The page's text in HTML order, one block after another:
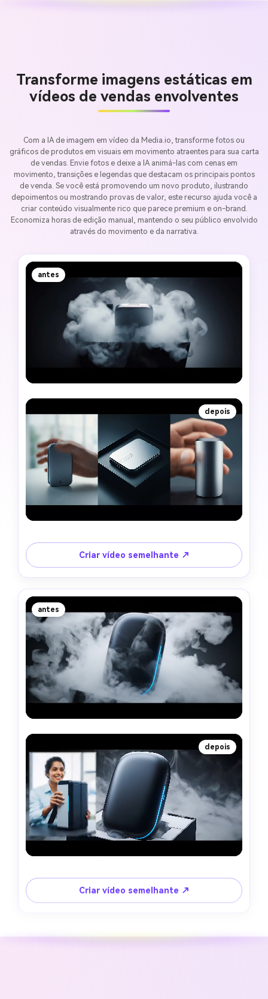
Transforme imagens estáticas em
vídeos de vendas envolventes
Com a IA de imagem em vídeo da Media.io, transforme fotos ou
gráficos de produtos em visuais em movimento atraentes para sua carta
de vendas. Envie fotos e deixe a IA animá-las com cenas em
movimento, transições e legendas que destacam os principais pontos
de venda. Se você está promovendo um novo produto, ilustrando
depoimentos ou mostrando provas de valor, este recurso ajuda você a
criar conteúdo visualmente rico que parece premium e on-brand.
Economiza horas de edição manual, mantendo o seu público envolvido
através do movimento e da narrativa.
antes
depois
Criar vídeo semelhante ↗
antes
depois
Criar vídeo semelhante ↗